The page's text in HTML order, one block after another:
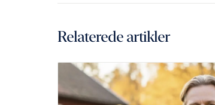
Relaterede artikler